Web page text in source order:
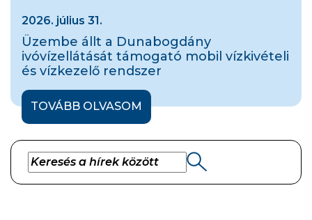
2026. július 31.
Üzembe állt a Dunabogdány
ivóvízellátását támogató mobil vízkivételi
és vízkezelő rendszer
TOVÁBB OLVASOM